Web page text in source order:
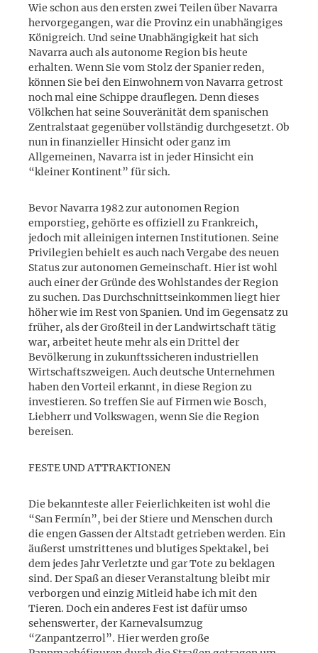
Wie schon aus den ersten zwei Teilen über Navarra
hervorgegangen, war die Provinz ein unabhängiges
Königreich. Und seine Unabhängigkeit hat sich
Navarra auch als autonome Region bis heute
erhalten. Wenn Sie vom Stolz der Spanier reden,
können Sie bei den Einwohnern von Navarra getrost
noch mal eine Schippe drauflegen. Denn dieses
Völkchen hat seine Souveränität dem spanischen
Zentralstaat gegenüber vollständig durchgesetzt. Ob
nun in finanzieller Hinsicht oder ganz im
Allgemeinen, Navarra ist in jeder Hinsicht ein
“kleiner Kontinent” für sich.
Bevor Navarra 1982 zur autonomen Region
emporstieg, gehörte es offiziell zu Frankreich,
jedoch mit alleinigen internen Institutionen. Seine
Privilegien behielt es auch nach Vergabe des neuen
Status zur autonomen Gemeinschaft. Hier ist wohl
auch einer der Gründe des Wohlstandes der Region
zu suchen. Das Durchschnittseinkommen liegt hier
höher wie im Rest von Spanien. Und im Gegensatz zu
früher, als der Großteil in der Landwirtschaft tätig
war, arbeitet heute mehr als ein Drittel der
Bevölkerung in zukunftssicheren industriellen
Wirtschaftszweigen. Auch deutsche Unternehmen
haben den Vorteil erkannt, in diese Region zu
investieren. So treffen Sie auf Firmen wie Bosch,
Liebherr und Volkswagen, wenn Sie die Region
bereisen.
FESTE UND ATTRAKTIONEN
Die bekannteste aller Feierlichkeiten ist wohl die
“San Fermín”, bei der Stiere und Menschen durch
die engen Gassen der Altstadt getrieben werden. Ein
äußerst umstrittenes und blutiges Spektakel, bei
dem jedes Jahr Verletzte und gar Tote zu beklagen
sind. Der Spaß an dieser Veranstaltung bleibt mir
verborgen und einzig Mitleid habe ich mit den
Tieren. Doch ein anderes Fest ist dafür umso
sehenswerter, der Karnevalsumzug
“Zanpantzerrol”. Hier werden große